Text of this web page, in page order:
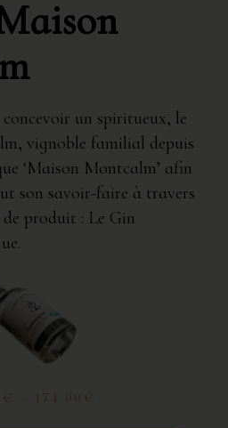
un spiritueux, le
vignoble familial depuis
‘Maison Montcalm’ afin
son savoir-faire à travers
produit : Le Gin
– 174.00€